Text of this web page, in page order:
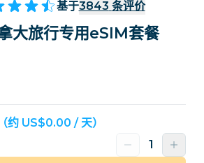
基于3843 条评价
大旅行专用eSIM套餐
（约 US$0.00 / 天）